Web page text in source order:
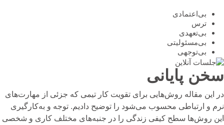
بی‌اعتمادی
ترس
بی‌تعهدی
بی‌مسئولیتی
بی‌توجهی
سخن پایانی
در این مقاله روش‌هایی برای تقویت کار تیمی که جزئی از مهارت‌های
نرم و ارتباطی محسوب می‌شود را توضیح دادیم. توجه و به‌کارگیری
این روش‌ها سطح کیفی زندگی را در جنبه‌های مختلف کاری و شخصی